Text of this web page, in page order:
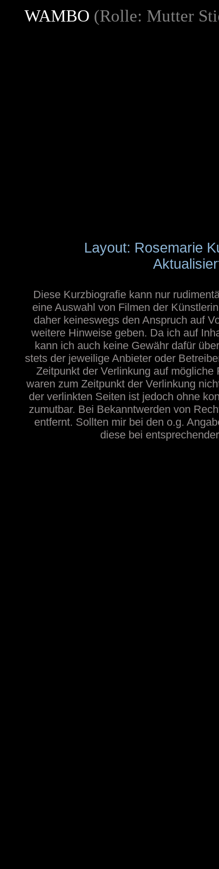
WAMBO (Rolle: Mutter
Layout: Rosemarie
Diese Kurzbiografie kann nur
eine Auswahl von Filmen der
daher keineswegs den Anspruch auf
weitere Hinweise geben. Da ich auf
kann ich auch keine Gewähr dafür
stets der jeweilige Anbieter oder
Zeitpunkt der Verlinkung auf
waren zum Zeitpunkt der Verlinkung
der verlinkten Seiten ist jedoch ohne
zumutbar. Bei Bekanntwerden von
entfernt. Sollten mir bei den o.g.
diese bei